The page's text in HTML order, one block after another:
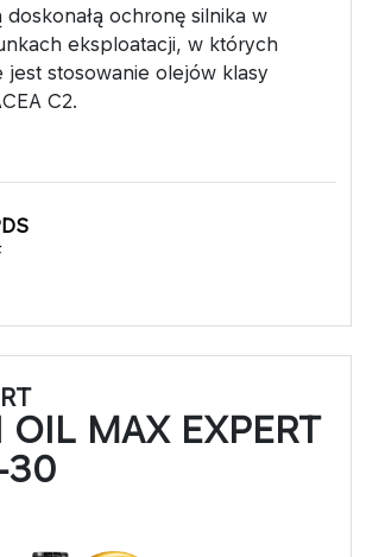
doskonałą ochronę silnika w
eksploatacji, w których
stosowanie olejów klasy
C2.
OIL MAX EXPERT
30